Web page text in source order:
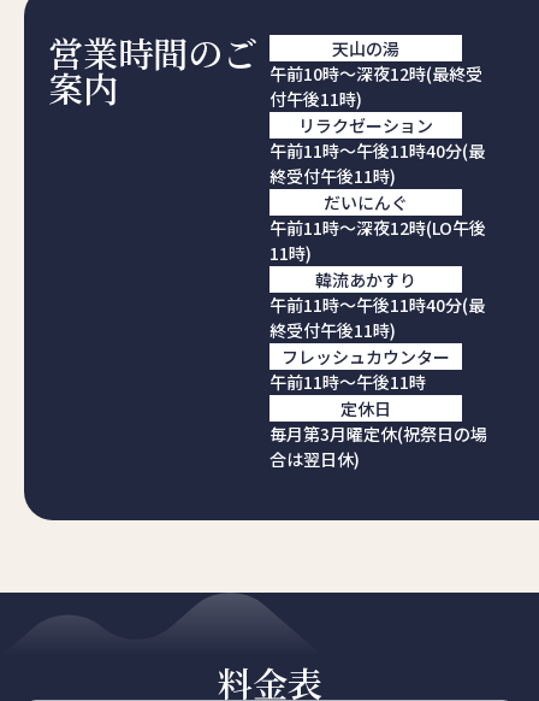
営業時間のご
案内
天山の湯
午前10時～深夜12時(最終受
付午後11時)
リラクゼーション
午前11時～午後11時40分(最
終受付午後11時)
だいにんぐ
午前11時～深夜12時(LO午後
11時)
韓流あかすり
午前11時～午後11時40分(最
終受付午後11時)
フレッシュカウンター
午前11時～午後11時
定休日
毎月第3月曜定休(祝祭日の場
合は翌日休)
料金表